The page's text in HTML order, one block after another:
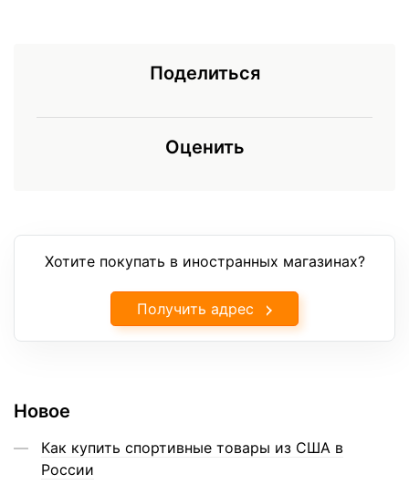
Поделиться
Оценить
Хотите покупать в иностранных магазинах?
Получить адрес
Новое
Как купить спортивные товары из США в
России